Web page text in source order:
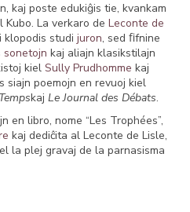
kaj poste edukiĝis tie, kvankam
La verkaro de Leconte de
klopodis studi juron, sed ﬁfnine
sonetojn kaj aliajn klasikstilajn
kiel Sully Prudhomme kaj
siajn poemojn en revuoj kiel
kaj Le Journal des Débats.
en libro, nome “Les Trophées”,
kaj dediĉita al Leconte de Lisle,
la plej gravaj de la parnasisma